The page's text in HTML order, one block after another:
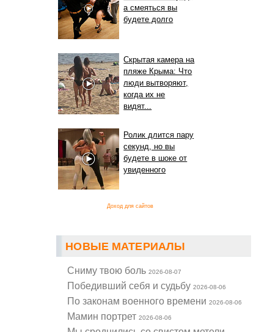
а смеяться вы
будете долго
Скрытая камера на
пляже Крыма: Что
люди вытворяют,
когда их не
видят...
Ролик длится пару
секунд, но вы
будете в шоке от
увиденного
Доход для сайтов
НОВЫЕ МАТЕРИАЛЫ
Cниму твою боль2026-08-07
Победивший себя и судьбу2026-08-06
По законам военного времени2026-08-06
Мамин портрет2026-08-06